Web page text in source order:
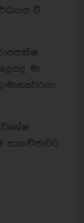
වී
මා
සාකච්ඡාවට